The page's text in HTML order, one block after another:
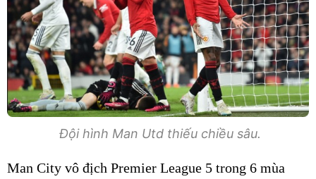
Đội hình Man Utd thiếu chiều sâu.
Man City vô địch Premier League 5 trong 6 mùa